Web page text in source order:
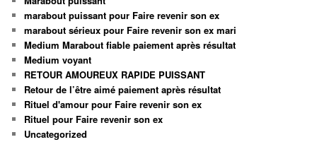
marabout puissant pour Faire revenir son ex
marabout sérieux pour Faire revenir son ex mari
Medium Marabout fiable paiement après résultat
Medium voyant
RETOUR AMOUREUX RAPIDE PUISSANT
Retour de l’être aimé paiement après résultat
Rituel d'amour pour Faire revenir son ex
Rituel pour Faire revenir son ex
Uncategorized